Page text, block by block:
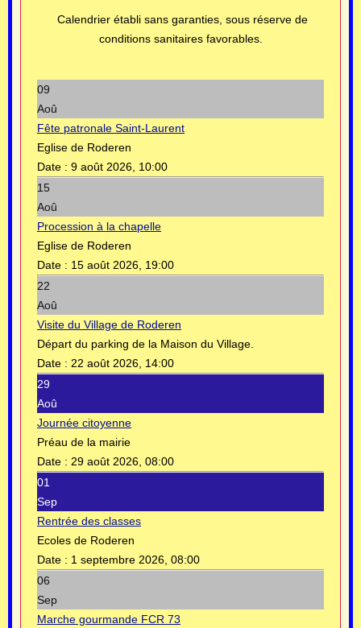
Calendrier établi sans garanties, sous réserve de
conditions sanitaires favorables.
09
Aoû
Fête patronale Saint-Laurent
Eglise de Roderen
Date : 9 août 2026, 10:00
15
Aoû
Procession à la chapelle
Eglise de Roderen
Date : 15 août 2026, 19:00
22
Aoû
Visite du Village de Roderen
Départ du parking de la Maison du Village.
Date : 22 août 2026, 14:00
29
Aoû
Journée citoyenne
Préau de la mairie
Date : 29 août 2026, 08:00
01
Sep
Rentrée des classes
Ecoles de Roderen
Date : 1 septembre 2026, 08:00
06
Sep
Marche gourmande FCR 73